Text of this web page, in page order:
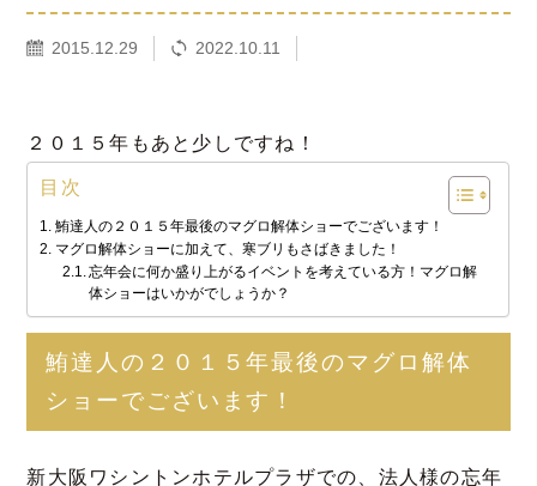
2015.12.29 2022.10.11
２０１５年もあと少しですね！
目次
鮪達人の２０１５年最後のマグロ解体ショーでございます！
マグロ解体ショーに加えて、寒ブリもさばきました！
忘年会に何か盛り上がるイベントを考えている方！マグロ解
体ショーはいかがでしょうか？
鮪達人の２０１５年最後のマグロ解体
ショーでございます！
新大阪ワシントンホテルプラザでの、法人様の忘年